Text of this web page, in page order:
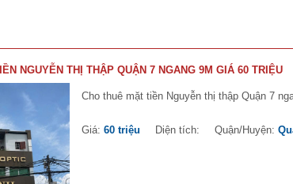
NGUYỄN THỊ THẬP QUẬN 7 NGANG 9M GIÁ 60 TRIỆU
Cho thuê mặt tiền Nguyễn thị thập Quận 7
Giá: 60 triệu Diện tích: Quận/Huyện: